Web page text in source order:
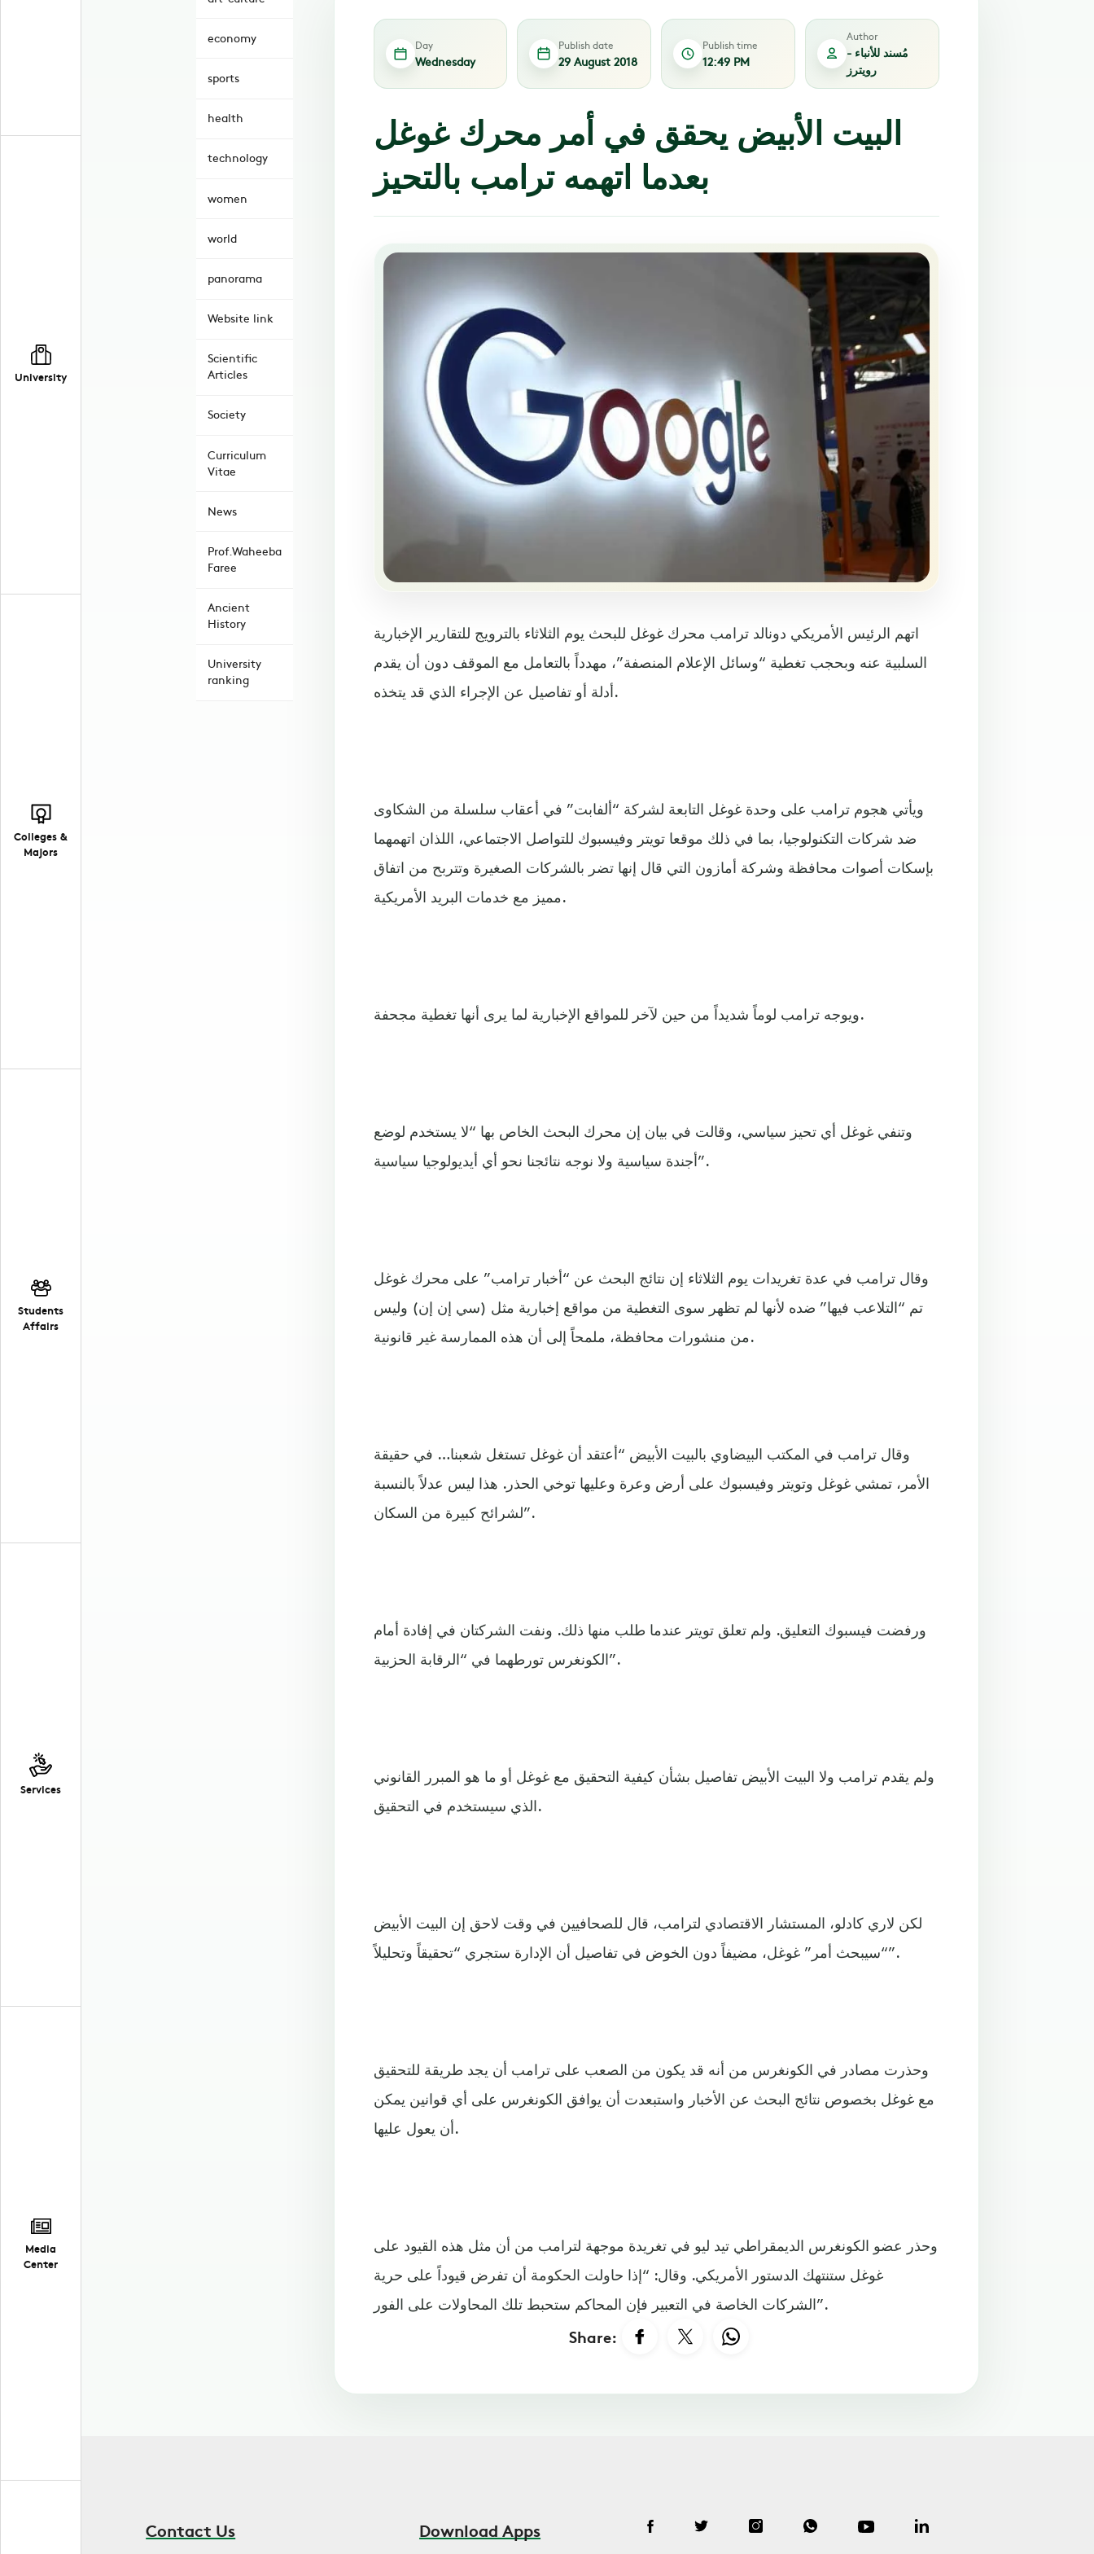
University
Colleges &
Majors
Students
Affairs
Services
Media
Center
economy
sports
health
technology
women
world
panorama
Website link
Scientific
Articles
Society
Curriculum
Vitae
News
Prof.Waheeba
Faree
Ancient
History
University
ranking
Day
Wednesday
Publish date
29 August 2018
Publish time
12:49 PM
Author
مُسند للأنباء -
رويترز
البيت الأبيض يحقق في أمر محرك غوغل
بعدما اتهمه ترامب بالتحيز
اتهم الرئيس الأمريكي دونالد ترامب محرك غوغل للبحث يوم الثلاثاء بالترويج للتقارير الإخبارية
السلبية عنه وبحجب تغطية “وسائل الإعلام المنصفة”، مهدداً بالتعامل مع الموقف دون أن يقدم
أدلة أو تفاصيل عن الإجراء الذي قد يتخذه.
ويأتي هجوم ترامب على وحدة غوغل التابعة لشركة “ألفابت” في أعقاب سلسلة من الشكاوى
ضد شركات التكنولوجيا، بما في ذلك موقعا تويتر وفيسبوك للتواصل الاجتماعي، اللذان اتهمهما
بإسكات أصوات محافظة وشركة أمازون التي قال إنها تضر بالشركات الصغيرة وتتربح من اتفاق
مميز مع خدمات البريد الأمريكية.
ويوجه ترامب لوماً شديداً من حين لآخر للمواقع الإخبارية لما يرى أنها تغطية مجحفة.
وتنفي غوغل أي تحيز سياسي، وقالت في بيان إن محرك البحث الخاص بها “لا يستخدم لوضع
أجندة سياسية ولا نوجه نتائجنا نحو أي أيديولوجيا سياسية”.
وقال ترامب في عدة تغريدات يوم الثلاثاء إن نتائج البحث عن “أخبار ترامب” على محرك غوغل
تم “التلاعب فيها” ضده لأنها لم تظهر سوى التغطية من مواقع إخبارية مثل (سي إن إن) وليس
من منشورات محافظة، ملمحاً إلى أن هذه الممارسة غير قانونية.
وقال ترامب في المكتب البيضاوي بالبيت الأبيض “أعتقد أن غوغل تستغل شعبنا… في حقيقة
الأمر، تمشي غوغل وتويتر وفيسبوك على أرض وعرة وعليها توخي الحذر. هذا ليس عدلاً بالنسبة
لشرائح كبيرة من السكان”.
ورفضت فيسبوك التعليق. ولم تعلق تويتر عندما طلب منها ذلك. ونفت الشركتان في إفادة أمام
الكونغرس تورطهما في “الرقابة الحزبية”.
ولم يقدم ترامب ولا البيت الأبيض تفاصيل بشأن كيفية التحقيق مع غوغل أو ما هو المبرر القانوني
الذي سيستخدم في التحقيق.
لكن لاري كادلو، المستشار الاقتصادي لترامب، قال للصحافيين في وقت لاحق إن البيت الأبيض
“سيبحث أمر” غوغل، مضيفاً دون الخوض في تفاصيل أن الإدارة ستجري “تحقيقاً وتحليلاً”.
وحذرت مصادر في الكونغرس من أنه قد يكون من الصعب على ترامب أن يجد طريقة للتحقيق
مع غوغل بخصوص نتائج البحث عن الأخبار واستبعدت أن يوافق الكونغرس على أي قوانين يمكن
أن يعول عليها.
وحذر عضو الكونغرس الديمقراطي تيد ليو في تغريدة موجهة لترامب من أن مثل هذه القيود على
غوغل ستنتهك الدستور الأمريكي. وقال: “إذا حاولت الحكومة أن تفرض قيوداً على حرية
الشركات الخاصة في التعبير فإن المحاكم ستحبط تلك المحاولات على الفور”.
Share:
Contact Us Download Apps